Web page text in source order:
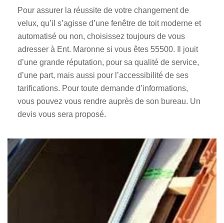
Pour assurer la réussite de votre changement de
velux, qu’il s’agisse d’une fenêtre de toit moderne et
automatisé ou non, choisissez toujours de vous
adresser à Ent. Maronne si vous êtes 55500. Il jouit
d’une grande réputation, pour sa qualité de service,
d’une part, mais aussi pour l’accessibilité de ses
tarifications. Pour toute demande d’informations,
vous pouvez vous rendre auprès de son bureau. Un
devis vous sera proposé.